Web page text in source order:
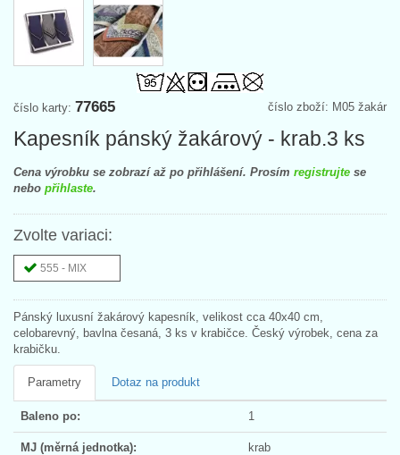
číslo zboží: M05 žakár
číslo karty: 77665
Kapesník pánský žakárový - krab.3 ks
Cena výrobku se zobrazí až po přihlášení. Prosím registrujte se
nebo přihlaste.
Zvolte variaci:
555 - MIX
Pánský luxusní žakárový kapesník, velikost cca 40x40 cm,
celobarevný, bavlna česaná, 3 ks v krabičce. Český výrobek, cena za
krabičku.
Parametry Dotaz na produkt
Baleno po: 1
MJ (měrná jednotka): krab